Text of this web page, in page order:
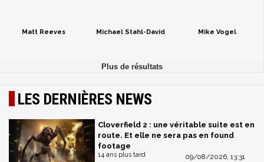
Matt Reeves Michael Stahl-David Mike Vogel
LES DERNIÈRES NEWS
Cloverfield 2 : une véritable suite est en
route. Et elle ne sera pas en found
footage
09/08/2026, 13:31
14 ans plus tard